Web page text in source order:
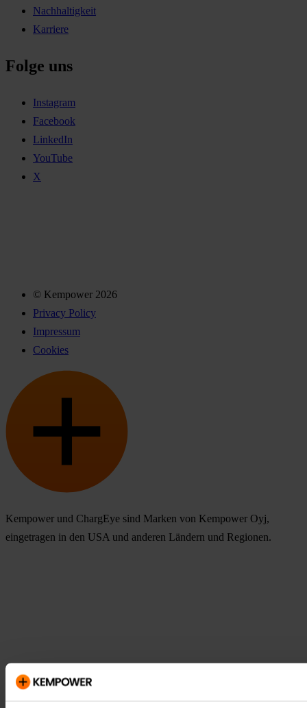
Nachhaltigkeit
Karriere
Folge uns
Instagram
Facebook
LinkedIn
YouTube
X
© Kempower 2026
Privacy Policy
Impressum
Cookies
Kempower und ChargEye sind Marken von Kempower Oyj,
eingetragen in den USA und anderen Ländern und Regionen.